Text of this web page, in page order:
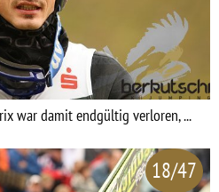
war damit endgültig verloren, ...
18/47